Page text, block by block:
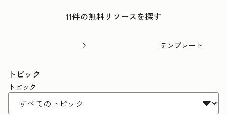
11件の無料リソースを探す
テンプレート
トピック
トピック